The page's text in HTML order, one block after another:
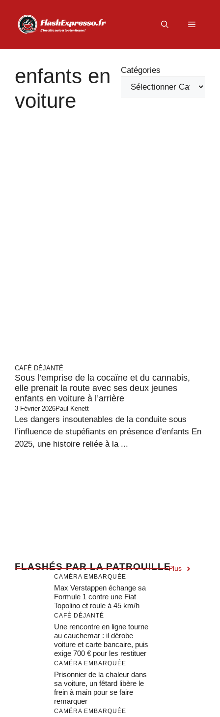
contenu
Menu
enfants en
voiture
Catégories
CAFÉ DÉJANTÉ
Sous l’emprise de la cocaïne et du cannabis,
elle prenait la route avec ses deux jeunes
enfants en voiture à l’arrière
3 Février 2026Paul Kenett
Les dangers insoutenables de la conduite sous
l’influence de stupéfiants en présence d’enfants En
2025, une histoire reliée à la ...
FLASHÉS PAR LA PATROUILLEPlus
CAMÉRA EMBARQUÉE
Max Verstappen échange sa
Formule 1 contre une Fiat
Topolino et roule à 45 km/h
CAFÉ DÉJANTÉ
Une rencontre en ligne tourne
au cauchemar : il dérobe
voiture et carte bancaire, puis
exige 700 € pour les restituer
CAMÉRA EMBARQUÉE
Prisonnier de la chaleur dans
sa voiture, un fêtard libère le
frein à main pour se faire
remarquer
CAMÉRA EMBARQUÉE